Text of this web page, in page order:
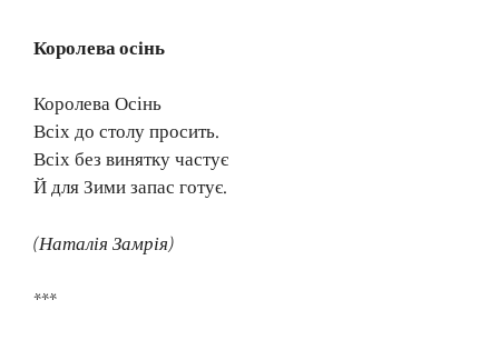
Королева осінь
Королева Осінь
Всіх до столу просить.
Всіх без винятку частує
Й для Зими запас готує.
(Наталія Замрія)
***